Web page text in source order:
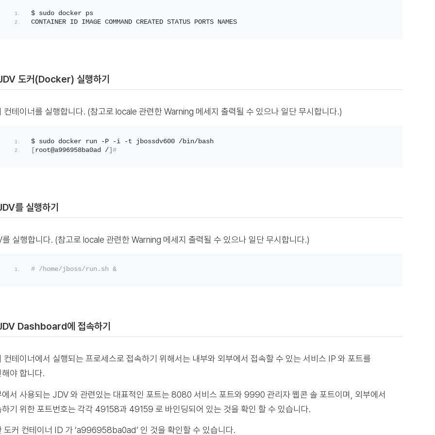
$ sudo docker ps
CONTAINER ID IMAGE COMMAND CREATED STATUS PORTS NAMES
도커(Docker) 실행하기
컨테이너를 실행합니다. (참고로 locale 관련한 Warning 메세지 출력될 수 있으나 일단 무시합니다.)
$ sudo docker run -P -i -t jbossdv600 /bin/bash
[root@a996958ba0ad /] #
를 실행하기
실행합니다. (참고로 locale 관련한 Warning 메세지 출력될 수 있으나 일단 무시합니다.)
# /home/jboss/run.sh &
Dashboard에 접속하기
컨테이너에서 실행되는 프로세스로 접속하기 위해서는 내부와 외부에서 접속할 수 있는 서비스 IP 와 포트를
야 합니다.
에서 사용되는 JDV 와 관련있는 대표적인 포트는 8080 서비스 포트와 9990 관리자 웹콘 솔 포트이며, 외부에서
하기 위한 포트번호는 각각 49158과 49159 로 바인딩되어 있는 것을 확인 할 수 있습니다.
도커 컨테이너 ID 가 ‘a996958ba0ad’ 인 것을 확인할 수 있습니다.